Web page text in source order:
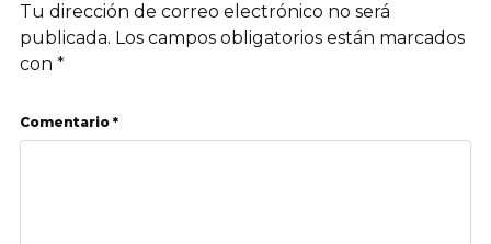
Tu dirección de correo electrónico no será
publicada. Los campos obligatorios están marcados
con *
Comentario *